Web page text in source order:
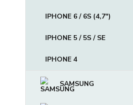
IPHONE 6 / 6S (4,7")
IPHONE 5 / 5S / SE
IPHONE 4
SAMSUNG